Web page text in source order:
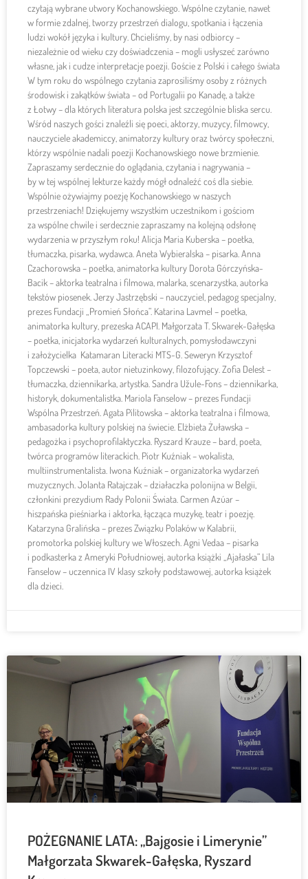
czytają wybrane utwory Kochanowskiego. Wspólne czytanie, nawet
w formie zdalnej, tworzy przestrzeń dialogu, spotkania i łączenia
ludzi wokół języka i kultury. Chcieliśmy, by nasi odbiorcy –
niezależnie od wieku czy doświadczenia – mogli usłyszeć zarówno
własne, jak i cudze interpretacje poezji. Goście z Polski i całego świata
W tym roku do wspólnego czytania zaprosiliśmy osoby z różnych
środowisk i zakątków świata – od Portugalii po Kanadę, a także
z Łotwy – dla których literatura polska jest szczególnie bliska sercu.
Wśród naszych gości znaleźli się poeci, aktorzy, muzycy, filmowcy,
nauczyciele akademiccy, animatorzy kultury oraz twórcy społeczni,
którzy wspólnie nadali poezji Kochanowskiego nowe brzmienie.
Zapraszamy serdecznie do oglądania, czytania i nagrywania –
by w tej wspólnej lekturze każdy mógł odnaleźć coś dla siebie.
Wspólnie ożywiajmy poezję Kochanowskiego w naszych
przestrzeniach! Dziękujemy wszystkim uczestnikom i gościom
za wspólne chwile i serdecznie zapraszamy na kolejną odsłonę
wydarzenia w przyszłym roku! Alicja Maria Kuberska – poetka,
tłumaczka, pisarka, wydawca. Aneta Wybieralska – pisarka. Anna
Czachorowska – poetka, animatorka kultury Dorota Górczyńska-
Bacik – aktorka teatralna i filmowa, malarka, scenarzystka, autorka
tekstów piosenek. Jerzy Jastrzębski – nauczyciel, pedagog specjalny,
prezes Fundacji „Promień Słońca”. Katarina Lavmel – poetka,
animatorka kultury, prezeska ACAPI. Małgorzata T. Skwarek-Gałęska
– poetka, inicjatorka wydarzeń kulturalnych, pomysłodawczyni
i założycielka Katamaran Literacki MTS-G. Seweryn Krzysztof
Topczewski – poeta, autor nietuzinkowy, filozofujący. Zofia Delest –
tłumaczka, dziennikarka, artystka. Sandra Užule-Fons – dziennikarka,
historyk, dokumentalistka. Mariola Fanselow – prezes Fundacji
Wspólna Przestrzeń. Agata Pilitowska – aktorka teatralna i filmowa,
ambasadorka kultury polskiej na świecie. Elżbieta Żuławska –
pedagożka i psychoprofilaktyczka. Ryszard Krauze – bard, poeta,
twórca programów literackich. Piotr Kuźniak – wokalista,
multiinstrumentalista. Iwona Kuźniak – organizatorka wydarzeń
muzycznych. Jolanta Ratajczak – działaczka polonijna w Belgii,
członkini prezydium Rady Polonii Świata. Carmen Azúar –
hiszpańska pieśniarka i aktorka, łącząca muzykę, teatr i poezję.
Katarzyna Gralińska – prezes Związku Polaków w Kalabrii,
promotorka polskiej kultury we Włoszech. Agni Vedaa – pisarka
i podkasterka z Ameryki Południowej, autorka książki „Ajałaska” Lila
Fanselow – uczennica IV klasy szkoły podstawowej, autorka książek
dla dzieci.
POŻEGNANIE LATA: „Bajgosie i Limerynie”
Małgorzata Skwarek-Gałęska, Ryszard